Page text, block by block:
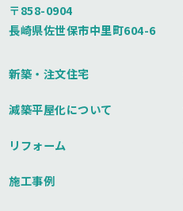
〒858-0904
長崎県佐世保市中里町604-6
新築・注文住宅
減築平屋化について
リフォーム
施工事例